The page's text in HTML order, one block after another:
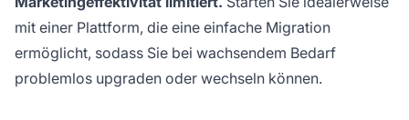
mit einer Plattform, die eine einfache Migration
ermöglicht, sodass Sie bei wachsendem Bedarf
problemlos upgraden oder wechseln können.